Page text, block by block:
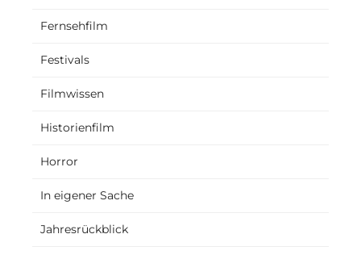
Fernsehfilm
Festivals
Filmwissen
Historienfilm
Horror
In eigener Sache
Jahresrückblick